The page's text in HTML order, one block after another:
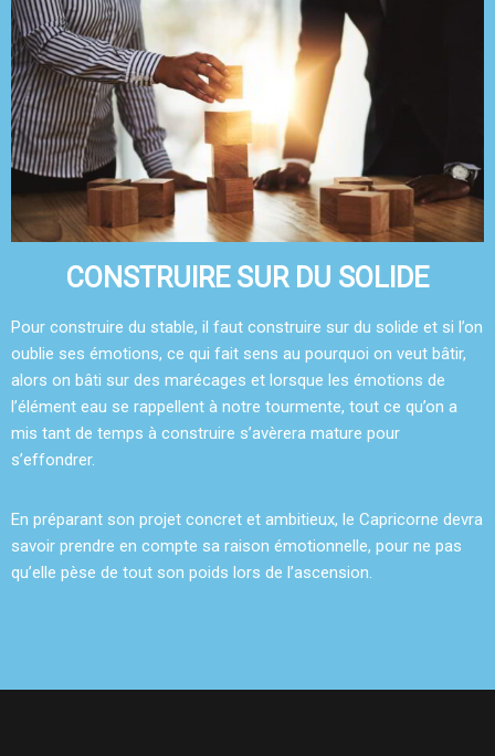
CONSTRUIRE SUR DU SOLIDE
Pour construire du stable, il faut construire sur du solide et si l’on
oublie ses émotions, ce qui fait sens au pourquoi on veut bâtir,
alors on bâti sur des marécages et lorsque les émotions de
l’élément eau se rappellent à notre tourmente, tout ce qu’on a
mis tant de temps à construire s’avèrera mature pour
s’effondrer.
En préparant son projet concret et ambitieux, le Capricorne devra
savoir prendre en compte sa raison émotionnelle, pour ne pas
qu’elle pèse de tout son poids lors de l’ascension.